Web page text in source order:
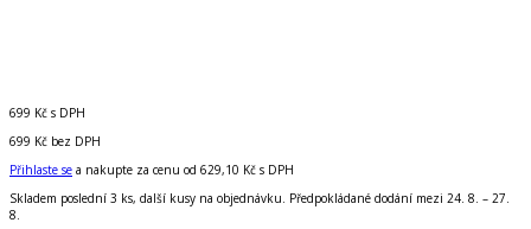
699 Kč s DPH
699 Kč bez DPH
Přihlaste se a nakupte za cenu od 629,10 Kč s DPH
Skladem poslední 3 ks, další kusy na objednávku. Předpokládané dodání mezi 24. 8. – 27.
8.